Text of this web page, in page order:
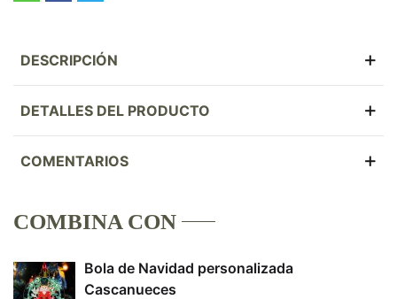
DESCRIPCIÓN
DETALLES DEL PRODUCTO
COMENTARIOS
COMBINA CON
Bola de Navidad personalizada
Cascanueces